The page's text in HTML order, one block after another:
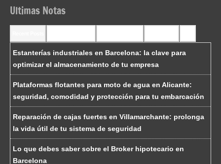
Ultimas Notas
Estanterías industriales en Barcelona: la clave para
optimizar el almacenamiento de tu empresa
Plataformas flotantes para moto de agua en Alicante:
seguridad, comodidad y protección para tu embarcación
Reparación de cajas fuertes en Villamarchante: prolonga
la vida útil de tu sistema de seguridad
Lo que debes saber sobre el Broker hipotecario en
Barcelona